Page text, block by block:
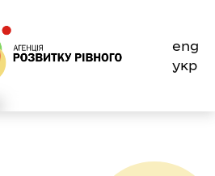
eng
укр